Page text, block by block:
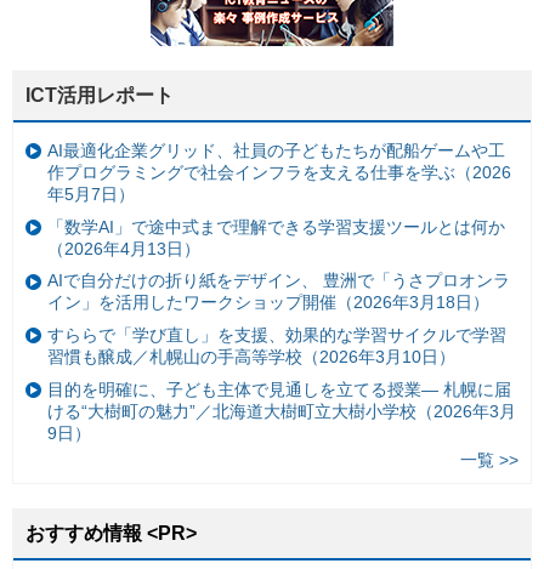
ICT活用レポート
AI最適化企業グリッド、社員の子どもたちが配船ゲームや工
作プログラミングで社会インフラを支える仕事を学ぶ（2026
年5月7日）
「数学AI」で途中式まで理解できる学習支援ツールとは何か
（2026年4月13日）
AIで自分だけの折り紙をデザイン、 豊洲で「うさプロオンラ
イン」を活用したワークショップ開催（2026年3月18日）
すららで「学び直し」を支援、効果的な学習サイクルで学習
習慣も醸成／札幌山の手高等学校（2026年3月10日）
目的を明確に、子ども主体で見通しを立てる授業— 札幌に届
ける“大樹町の魅力”／北海道大樹町立大樹小学校（2026年3月
9日）
一覧 >>
おすすめ情報 <PR>